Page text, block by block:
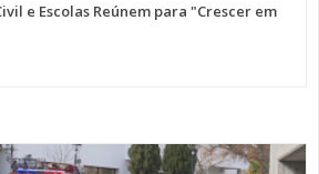
e Escolas Reúnem para "Crescer em